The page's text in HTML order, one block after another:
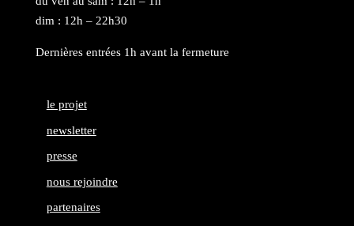
dim : 12h – 22h30
Dernières entrées 1h avant la fermeture
le projet
newsletter
presse
nous rejoindre
partenaires